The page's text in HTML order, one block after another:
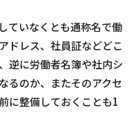
ていなくとも通称名で働
ドレス、社員証などどこ
逆に労働者名簿や社内シ
るのか、またそのアクセ
に整備しておくことも1